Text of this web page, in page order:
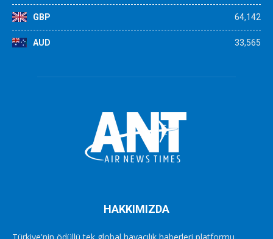
GBP 64,142
AUD 33,565
HAKKIMIZDA
Türkiye'nin ödüllü tek global havacılık haberleri platformu